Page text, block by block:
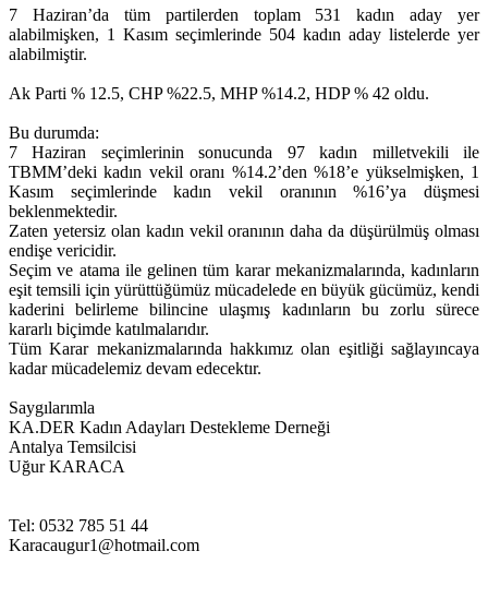
7 Haziran’da tüm partilerden toplam 531 kadın aday yer
alabilmişken, 1 Kasım seçimlerinde 504 kadın aday listelerde yer
alabilmiştir.
Ak Parti % 12.5, CHP %22.5, MHP %14.2, HDP % 42 oldu.
Bu durumda:
7 Haziran seçimlerinin sonucunda 97 kadın milletvekili ile
TBMM’deki kadın vekil oranı %14.2’den %18’e yükselmişken, 1
Kasım seçimlerinde kadın vekil oranının %16’ya düşmesi
beklenmektedir.
Zaten yetersiz olan kadın vekil oranının daha da düşürülmüş olması
endişe vericidir.
Seçim ve atama ile gelinen tüm karar mekanizmalarında, kadınların
eşit temsili için yürüttüğümüz mücadelede en büyük gücümüz, kendi
kaderini belirleme bilincine ulaşmış kadınların bu zorlu sürece
kararlı biçimde katılmalarıdır.
Tüm Karar mekanizmalarında hakkımız olan eşitliği sağlayıncaya
kadar mücadelemiz devam edecektır.
Saygılarımla
KA.DER Kadın Adayları Destekleme Derneği
Antalya Temsilcisi
Uğur KARACA
Tel: 0532 785 51 44
Karacaugur1@hotmail.com